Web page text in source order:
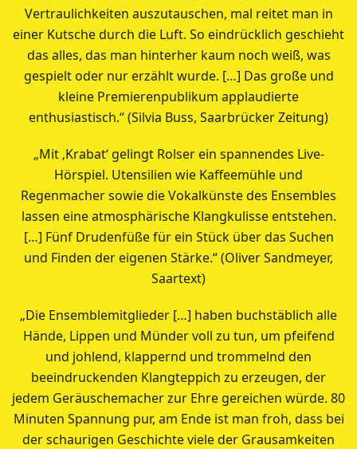
Vertraulichkeiten auszutauschen, mal reitet man in
einer Kutsche durch die Luft. So eindrücklich geschieht
das alles, das man hinterher kaum noch weiß, was
gespielt oder nur erzählt wurde. […] Das große und
kleine Premierenpublikum applaudierte
enthusiastisch.“ (Silvia Buss, Saarbrücker Zeitung)
„Mit ‚Krabat‘ gelingt Rolser ein spannendes Live-
Hörspiel. Utensilien wie Kaffeemühle und
Regenmacher sowie die Vokalkünste des Ensembles
lassen eine atmosphärische Klangkulisse entstehen.
[…] Fünf Drudenfüße für ein Stück über das Suchen
und Finden der eigenen Stärke.“ (Oliver Sandmeyer,
Saartext)
„Die Ensemblemitglieder […] haben buchstäblich alle
Hände, Lippen und Münder voll zu tun, um pfeifend
und johlend, klappernd und trommelnd den
beeindruckenden Klangteppich zu erzeugen, der
jedem Geräuschemacher zur Ehre gereichen würde. 80
Minuten Spannung pur, am Ende ist man froh, dass bei
der schaurigen Geschichte viele der Grausamkeiten